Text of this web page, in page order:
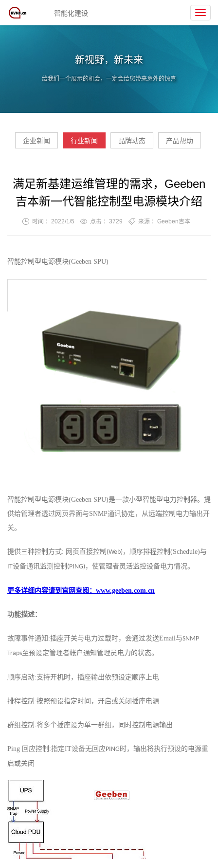
智能化建设
新视野，新未来
给我们一个展示的机会，一定会给您带来意外的惊喜
企业新闻 行业新闻 品牌动态 产品帮助
满足新基建运维管理的需求，Geeben
吉本新一代智能控制型电源模块介绍
时间 ：2022/1/5 点击 ： 3729 来源 ：Geeben吉本
智能控制型电源模块(Geeben SPU)
智能控制型电源模块(Geeben SPU)是一款小型智能型电力控制器。 提
供给管理者透过网页界面与SNMP通讯协定，从远端控制电力输出开
关。
提供三种控制方式: 网页直接控制 (Web)， 顺序排程控制 (Schedule)与
IT设备通讯监测控制 (PING)，使管理者灵活监控设备电力情况。
更多详细内容请到官网查阅：www.geeben.com.cn
功能描述：
故障事件通知:插座开关与电力过载时，会通过发送Email与SNMP
Traps至预设定管理者帐户通知管理员电力的状态。
顺序启动:支持开机时，插座输出依预设定顺序上电
排程控制:按照预设指定时间，开启或关闭插座电源
群组控制:将多个插座设为单一群组，同时控制电源输出
Ping 回应控制:指定IT设备无回应PING 时，输出将执行预设的电源重
启或关闭